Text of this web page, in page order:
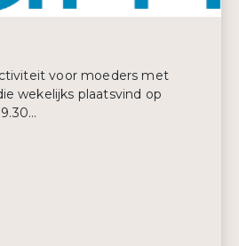
voor moeders met
wekelijks plaatsvind op